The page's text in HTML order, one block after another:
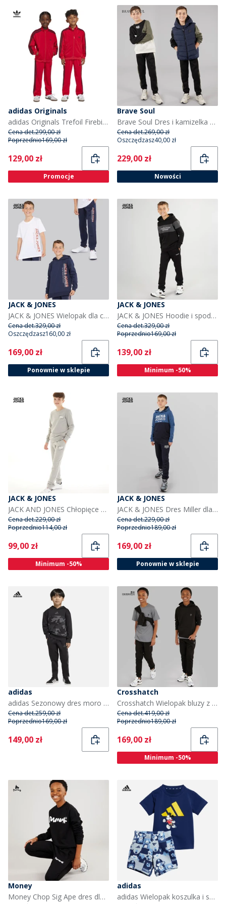
adidas Originals
adidas Originals Trefoil Firebird dres dla dziecka kolor Better Scarlet/Czarny
Cena det.299,00 zł
Poprzednio169,00 zł
Current
129,00 zł
Promocje
Brave Soul
Brave Soul Dres i kamizelka dla chłopca kolor Multi
Cena det.269,00 zł
Oszczędzasz40,00 zł
Current
229,00 zł
Nowości
JACK & JONES
JACK & JONES Wielopak dla chłopca: 3 szt. bluza z kapturem, T-shirt i spodnie dresowe kolor granatowy
Cena det.329,00 zł
Oszczędzasz160,00 zł
Current
169,00 zł
Ponownie w sklepie
JACK & JONES
JACK & JONES Hoodie i spodnie dresowe dla chłopca kolor czarny/ciemnoszary melanż
Cena det.329,00 zł
Poprzednio169,00 zł
Current
139,00 zł
Minimum -50%
JACK & JONES
JACK AND JONES Chłopięce Luca Dresy Odcienie szarości
Cena det.229,00 zł
Poprzednio114,00 zł
Current
99,00 zł
Minimum -50%
JACK & JONES
JACK & JONES Dres Miller dla chłopca kolor ensign niebieski
Cena det.229,00 zł
Poprzednio189,00 zł
Current
169,00 zł
Ponownie w sklepie
adidas
adidas Sezonowy dres moro dla dzieci kolor Czarny/Carbon
Cena det.259,00 zł
Poprzednio169,00 zł
Current
149,00 zł
Crosshatch
Crosshatch Wielopak bluzy z kapturem, T-shirtu i spodni dresowych dla chłopca kolor czarny/węgiel
Cena det.419,00 zł
Poprzednio189,00 zł
Current
169,00 zł
Minimum -50%
Money
Money Chop Sig Ape dres dla chłopca kolor czarny
adidas
adidas Wielopak koszulka i spodenki Disney Mickey Mouse dla dzieci kolor Dark Blue/Crew Yellow